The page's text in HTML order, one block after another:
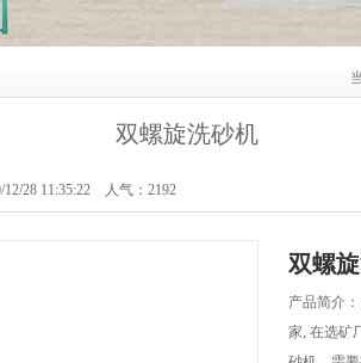
双螺旋洗砂机
28 11:35:22 人气： 2192
双螺
产品简介
家, 在选矿